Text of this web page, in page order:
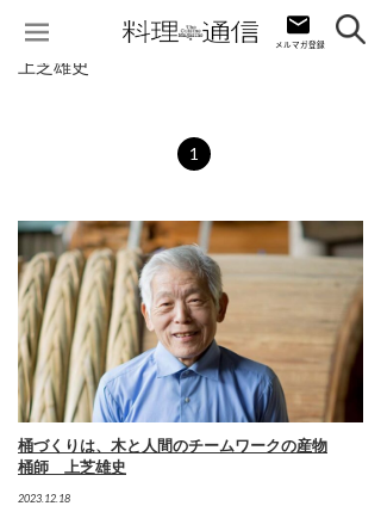
上芝雄史
1
桶づくりは、木と人間のチームワークの産物
桶師 上芝雄史
2023.12.18